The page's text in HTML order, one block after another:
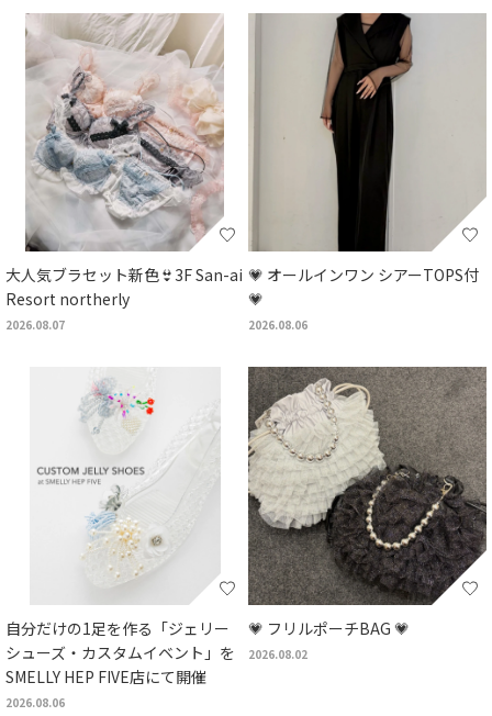
大人気ブラセット新色👙3F San-ai
Resort northerly
2026.08.07
💗 オールインワン シアーTOPS付
💗
2026.08.06
自分だけの1足を作る「ジェリー
シューズ・カスタムイベント」を
SMELLY HEP FIVE店にて開催
2026.08.06
💗 フリルポーチBAG 💗
2026.08.02